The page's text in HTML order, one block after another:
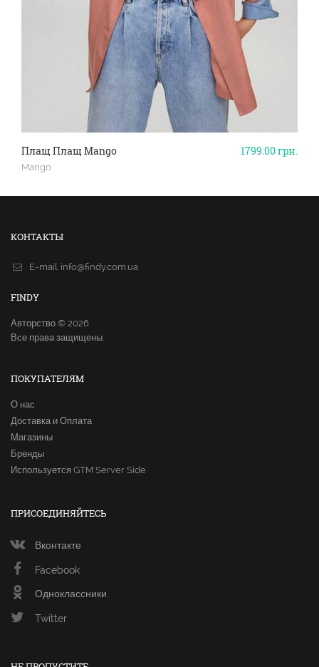
1799.00грн.
Плащ Плащ Mango
Mango
КОНТАКТЫ
E-mail. info@findy.com.ua
FINDY
Авторство © 2026
Все права защищены.
ПОКУПАТЕЛЯМ
О нас
Доставка и Оплата
Магазины
Бренды
Используется GTM Server Side
ПРИСОЕДИНЯЙТЕСЬ
Вконтакте
Facebook
Одноклассники
Twitter